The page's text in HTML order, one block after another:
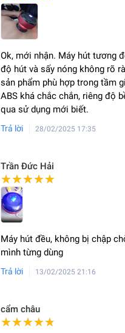
Ok, mới nhận. Máy hút tương
độ hút và sấy nóng không rõ
sản phẩm phù hợp trong tầm
ABS khá chắc chắn, riêng độ
qua sử dụng mới biết.
Trả lời 28/02/2025 17:35
Trần Đức Hải
★★★★★
★★★★★
Máy hút đều, không bị chập
mình từng dùng
Trả lời 13/02/2025 21:16
cẩm châu
★★★★★
★★★★★